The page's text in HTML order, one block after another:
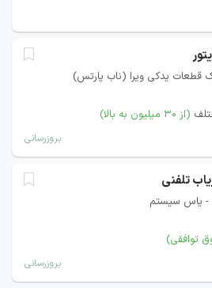
قطعات یدکی ویرا (ناب پارتس)
(از ۳۰ میلیون به بالا)
بروزرسانی
تلفنی
- یاس سیستم
توافقی)
بروزرسانی